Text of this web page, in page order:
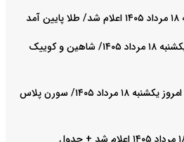
قیمت خودرو‌های سایپا امروز یکشنبه ۱۸ مرداد ۱۴۰۵/ شاهین و کوییک
قیمت خودرو‌های ایران خودرو امروز یکشنبه ۱۸ مرداد ۱۴۰۵/ سورن پلاس